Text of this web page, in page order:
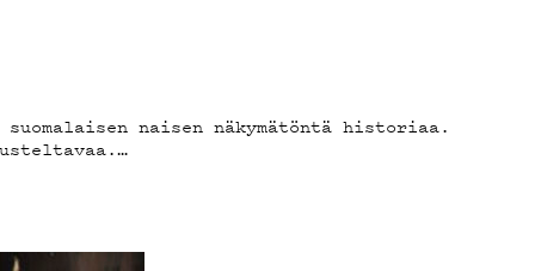
naisen näkymätöntä historiaa.